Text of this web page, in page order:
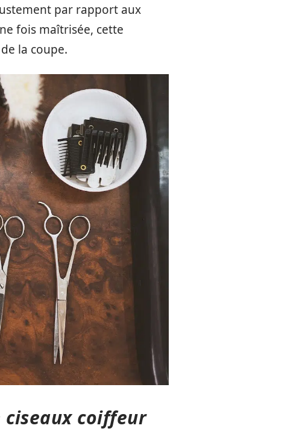
par rapport aux
fois maîtrisée, cette
la coupe.
ciseaux coiffeur